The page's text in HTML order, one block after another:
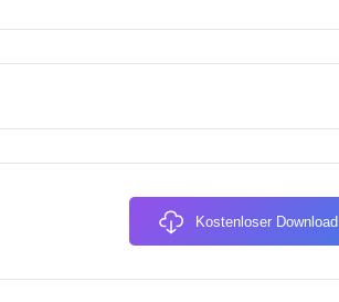
Kostenloser Download